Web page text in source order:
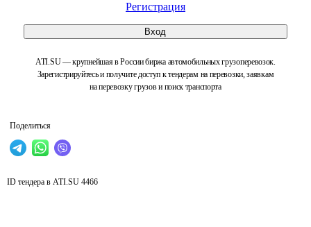
Регистрация
Вход
ATI.SU — крупнейшая в России биржа автомобильных грузоперевозок.
Зарегистрируйтесь и получите доступ к тендерам на перевозки, заявкам
на перевозку грузов и поиск транспорта
Поделиться
ID тендера в ATI.SU 4466